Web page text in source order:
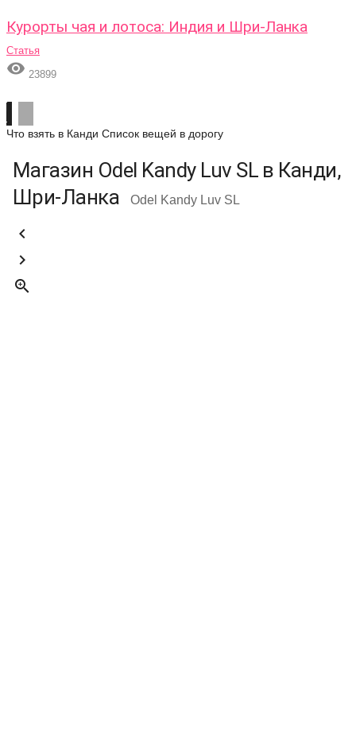
Курорты чая и лотоса: Индия и Шри-Ланка
Статья
 23899
Что взять в Канди Список вещей в дорогу
Магазин Odel Kandy Luv SL в Канди,
Шри-Ланка
Odel Kandy Luv SL


